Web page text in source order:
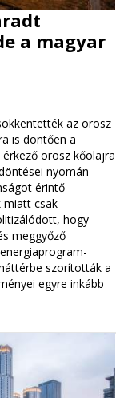
a magyar
az orosz
is döntően a
orosz kőolajra
nyomán
érintő
miatt csak
hogy
meggyőző
szorították a
egyre inkább